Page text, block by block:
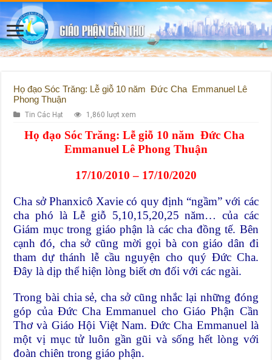
Họ đạo Sóc Trăng: Lễ giỗ 10 năm Đức Cha Emmanuel Lê
Phong Thuận
Tin Các Hạt 1,860 lượt xem
Họ đạo Sóc Trăng: Lễ giỗ 10 năm Đức Cha
Emmanuel Lê Phong Thuận
17/10/2010 – 17/10/2020
Cha sở Phanxicô Xavie có quy định “ngầm” với các
cha phó là Lễ giỗ 5,10,15,20,25 năm… của các
Giám mục trong giáo phận là các cha đồng tế. Bên
cạnh đó, cha sở cũng mời gọi bà con giáo dân đi
tham dự thánh lễ cầu nguyện cho quý Đức Cha.
Đây là dịp thể hiện lòng biết ơn đối với các ngài.
Trong bài chia sẻ, cha sở cũng nhắc lại những đóng
góp của Đức Cha Emmanuel cho Giáo Phận Cần
Thơ và Giáo Hội Việt Nam. Đức Cha Emmanuel là
một vị mục tử luôn gần gũi và sống hết lòng với
đoàn chiên trong giáo phận.